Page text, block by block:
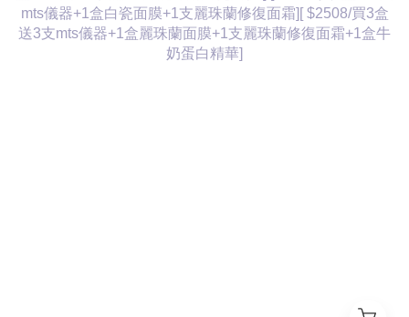
✅ 修護煥膚：改善痤瘡疤痕、色素沈著，修復受損肌膚屏障
✅ 營養供給：為皮膚提供全方位營養，增強彈性與光澤感
✅ 水潤亮白：深層補水鎖水，提亮膚色，讓肌膚通透飽滿
✅ 抗衰維穩：調節皮膚狀態，改善敏感與暗沈，維持健康年輕